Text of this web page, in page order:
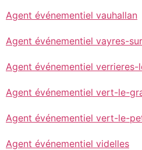
Agent événementiel vauhallan
Agent événementiel vayres-
Agent événementiel verrieres-
Agent événementiel vert-le-
Agent événementiel vert-le-
Agent événementiel videlles